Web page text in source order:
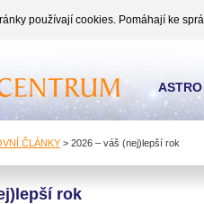
používají cookies. Pomáhají ke
ČLÁNKY > 2026 – váš (nej)lepší rok
rok